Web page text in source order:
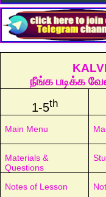
நீங்க படிக்க
1-5th
Main Menu
Materials &
Questions
Notes of Lesson